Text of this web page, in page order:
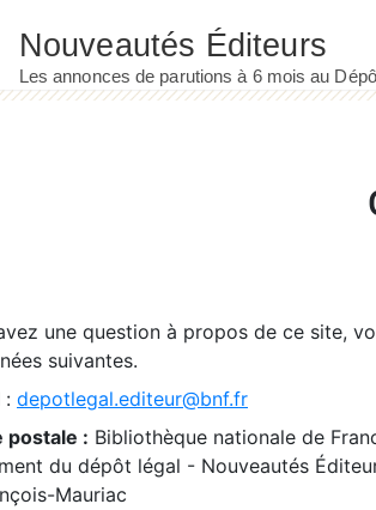
une question à propos de ce site,
suivantes.
: depotlegal.editeur@bnf.fr
postale : Bibliothèque nationale de
du dépôt légal - Nouveautés
Mauriac